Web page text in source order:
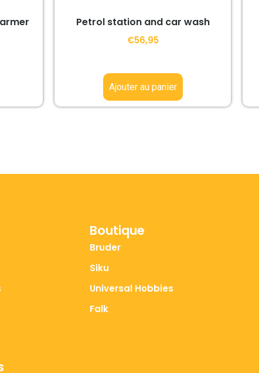
Petrol station and car wash
€56,95
Ajouter au panier
Boutique
Bruder
Siku
Universal Hobbies
Falk